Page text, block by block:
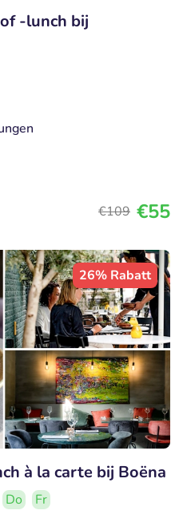
-lunch bij
€109 €55
26% Rabatt
à la carte bij Boëna
Do
Fr